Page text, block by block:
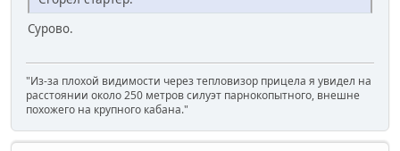
Сурово.
"Из-за плохой видимости через тепловизор прицела я увидел на
расстоянии около 250 метров силуэт парнокопытного, внешне
похожего на крупного кабана."